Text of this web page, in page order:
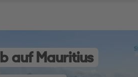
auf Mauritius